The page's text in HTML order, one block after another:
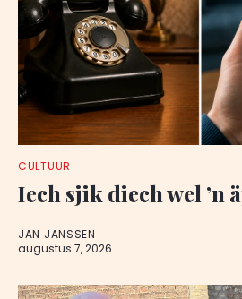
CULTUUR
Iech sjik diech wel ’n
JAN JANSSEN
augustus 7, 2026